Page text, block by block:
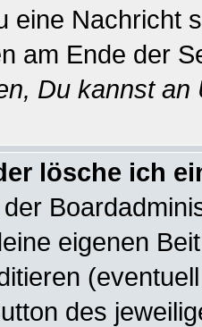
eine Nachricht
am Ende der
Du kannst
lösche ich
eigenen
des